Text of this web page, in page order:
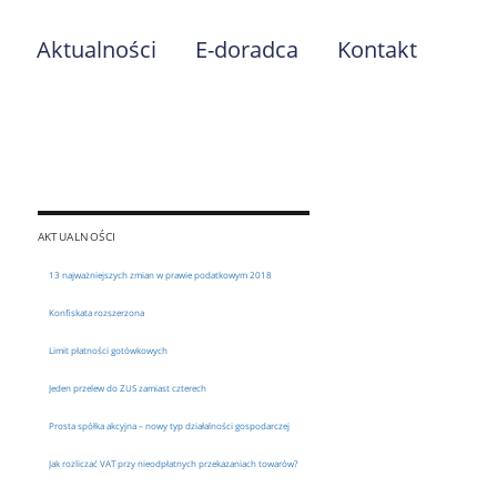
Aktualności E-doradca Kontakt
AKTUALNOŚCI
13 najważniejszych zmian w prawie podatkowym 2018
Konfiskata rozszerzona
Limit płatności gotówkowych
Jeden przelew do ZUS zamiast czterech
Prosta spółka akcyjna – nowy typ działalności gospodarczej
Jak rozliczać VAT przy nieodpłatnych przekazaniach towarów?